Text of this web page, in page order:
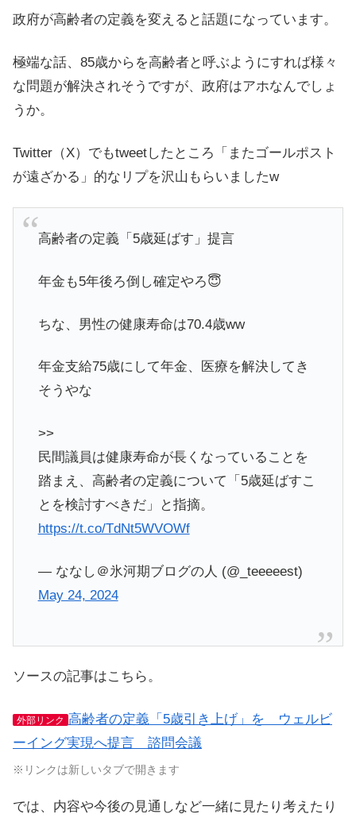
政府が高齢者の定義を変えると話題になっています。
極端な話、85歳からを高齢者と呼ぶようにすれば様々
な問題が解決されそうですが、政府はアホなんでしょ
うか。
Twitter（X）でもtweetしたところ「またゴールポスト
が遠ざかる」的なリプを沢山もらいましたw
高齢者の定義「5歳延ばす」提言
年金も5年後ろ倒し確定やろ😇
ちな、男性の健康寿命は70.4歳ww
年金支給75歳にして年金、医療を解決してき
そうやな
>>
民間議員は健康寿命が長くなっていることを
踏まえ、高齢者の定義について「5歳延ばすこ
とを検討すべきだ」と指摘。
https://t.co/TdNt5WVOWf
— ななし＠氷河期ブログの人 (@_teeeeest)
May 24, 2024
ソースの記事はこちら。
外部リンク 高齢者の定義「5歳引き上げ」を ウェルビ
ーイング実現へ提言 諮問会議
※リンクは新しいタブで開きます
では、内容や今後の見通しなど一緒に見たり考えたり